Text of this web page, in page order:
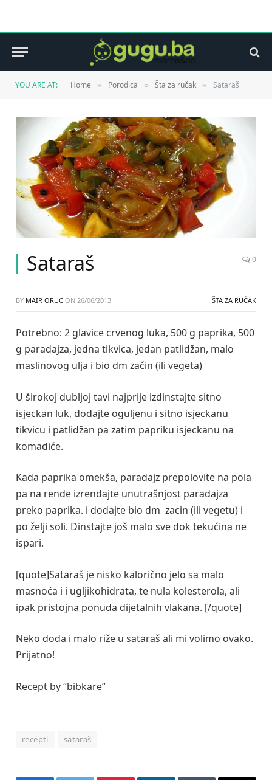
YOU ARE AT: Home » Porodica » Šta za ručak » Sataraš
Sataraš 0
BY MAIR ORUC ON 26/06/2013 ŠTA ZA RUČAK
Potrebno: 2 glavice crvenog luka, 500 g paprika, 500
g paradajza, jedna tikvica, jedan patlidžan, malo
maslinovog ulja i bio dm začin (ili vegeta)
U širokoj dubljoj tavi najprije izdinstajte sitno
isjeckan luk, dodajte oguljenu i sitno isjeckanu
tikvicu i patlidžan pa zatim papriku isjeckanu na
komadiće.
Kada paprika omekša, paradajz prepolovite na pola
pa na rende izrendajte unutrašnjost paradajza
preko paprika. i dodajte bio dm zacin (ili vegetu) i
po želji soli. Dinstajte još malo sve dok tekućina ne
ispari.
[quote]Sataraš je nisko kalorično jelo sa malo
masnoća i i ugljikohidrata, te nula kolesterola, ali
ipak pristojna ponuda dijetalnih vlakana. [/quote]
Neko doda i malo riže u sataraš ali mi volimo ovako.
Prijatno!
Recept by “bibkare”
recepti sataraš